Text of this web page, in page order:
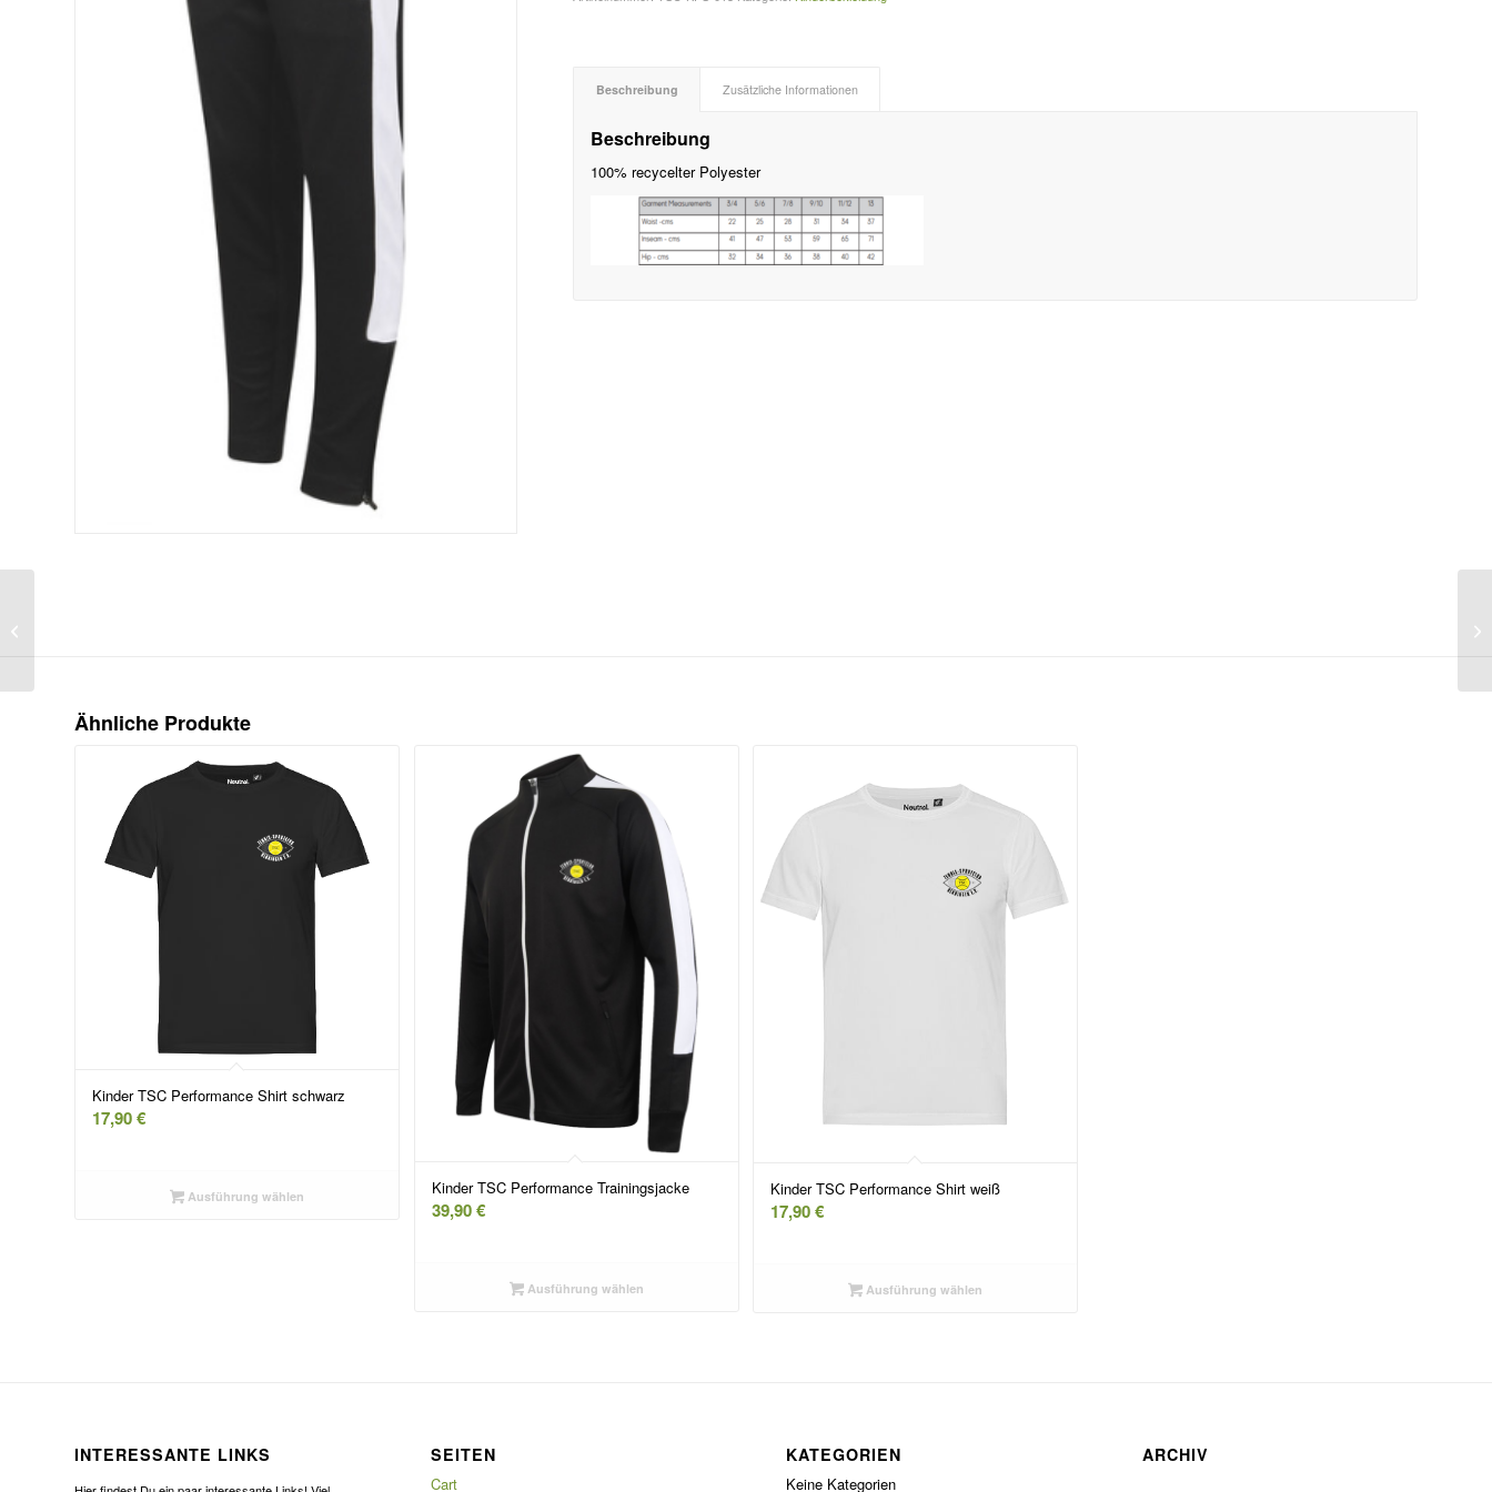
Beschreibung Zusätzliche Informationen
Beschreibung
100% recycelter Polyester
Ähnliche Produkte
Kinder TSC Performance Shirt schwarz
17,90€
Ausführung wählen Kinder TSC Performance Trainingsjacke
39,90€
Ausführung wählen
Kinder TSC Performance Shirt weiß
17,90€
Ausführung wählen
INTERESSANTE LINKS SEITEN
Cart
KATEGORIEN
Keine Kategorien
ARCHIV